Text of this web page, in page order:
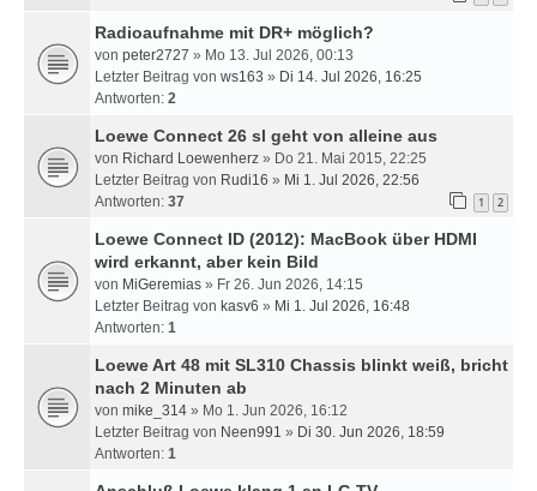
Radioaufnahme mit DR+ möglich?
von peter2727 » Mo 13. Jul 2026, 00:13
Letzter Beitrag von ws163 » Di 14. Jul 2026, 16:25
Antworten: 2
Loewe Connect 26 sl geht von alleine aus
von Richard Loewenherz » Do 21. Mai 2015, 22:25
Letzter Beitrag von Rudi16 » Mi 1. Jul 2026, 22:56
Antworten: 37 1 2
Loewe Connect ID (2012): MacBook über HDMI
wird erkannt, aber kein Bild
von MiGeremias » Fr 26. Jun 2026, 14:15
Letzter Beitrag von kasv6 » Mi 1. Jul 2026, 16:48
Antworten: 1
Loewe Art 48 mit SL310 Chassis blinkt weiß, bricht
nach 2 Minuten ab
von mike_314 » Mo 1. Jun 2026, 16:12
Letzter Beitrag von Neen991 » Di 30. Jun 2026, 18:59
Antworten: 1